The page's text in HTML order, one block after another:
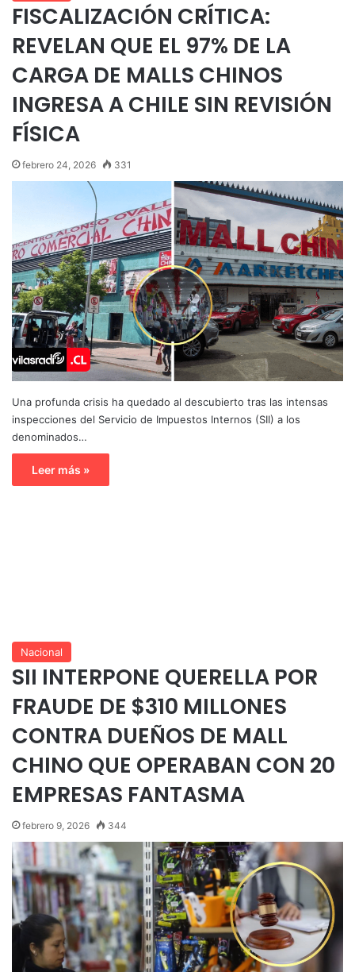
FISCALIZACIÓN CRÍTICA:
REVELAN QUE EL 97% DE LA
CARGA DE MALLS CHINOS
INGRESA A CHILE SIN REVISIÓN
FÍSICA
febrero 24, 2026 331
Una profunda crisis ha quedado al descubierto tras las intensas
inspecciones del Servicio de Impuestos Internos (SII) a los
denominados…
Leer más »
Nacional
SII INTERPONE QUERELLA POR
FRAUDE DE $310 MILLONES
CONTRA DUEÑOS DE MALL
CHINO QUE OPERABAN CON 20
EMPRESAS FANTASMA
febrero 9, 2026 344